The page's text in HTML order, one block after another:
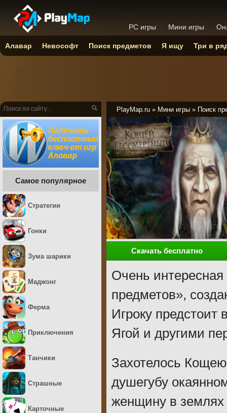
PlayMap.ru » Мини игры » Поиск
Скачать бесплатно
Очень интересная
предметов»,
Игроку
Ягой и другими
Захотелось
душегубу
женщину в землях
Самое популярное
Стратегии
Гонки
Зума шарики
Маджонг
Ферма
Приключения
Танчики
Страшные
Карточные
PC игры Мини игры
Алавар Невософт Поиск предметов Я ищу Три в